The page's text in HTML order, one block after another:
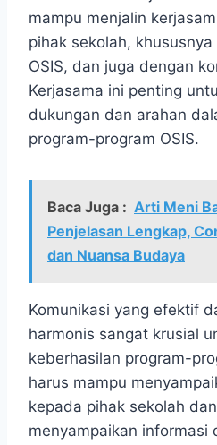
mampu menjalin
pihak sekolah,
OSIS, dan juga dengan
Kerjasama ini penting
dukungan dan arahan
program-program OSIS.
Baca Juga : Arti Meni
Penjelasan Lengkap,
dan Nuansa Budaya
Komunikasi yang efektif
harmonis sangat krusial
keberhasilan program-
harus mampu
kepada pihak sekolah
menyampaikan informasi